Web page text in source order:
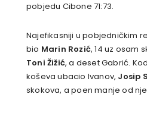
pobjedu Cibone 71:73.
Najefikasniji u pobjedničkim
bio Marin Rozić, 14 uz osam
Toni Žižić, a deset Gabrić.
koševa ubacio Ivanov, Josip
skokova, a poen manje od